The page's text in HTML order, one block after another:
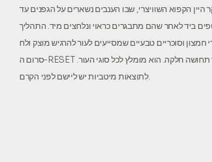
הקפוא השוויצרי, שבו הענבים נשארים על הגפנים עד
ביד לאחר שהם מתבגרים כראוי ונלחצים מיד. התהליך
סרום ה-RESET מעניק אפקט הרמת מט וניתן למריחה בקלות, מותיר תחושה חלקה. הוא מומלץ לכל סוגי העור.
לתוצאות מיטביות יש ליישם לפני הקרם.